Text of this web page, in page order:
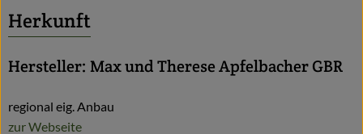
Herkunft
Hersteller: Max und Therese Apfelbacher GBR
regional eig. Anbau
zur Webseite